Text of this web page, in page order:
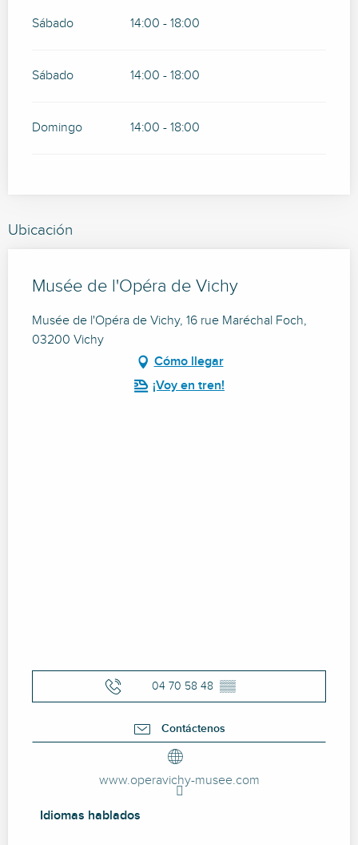
Sábado 14:00 - 18:00
Sábado 14:00 - 18:00
Domingo 14:00 - 18:00
Ubicación
Musée de l'Opéra de Vichy
Musée de l'Opéra de Vichy, 16 rue Maréchal Foch,
03200 Vichy
Cómo llegar
¡Voy en tren!
04 70 58 48 ▒▒
Contáctenos
www.operavichy-musee.com
Idiomas hablados
Idiomas hablados